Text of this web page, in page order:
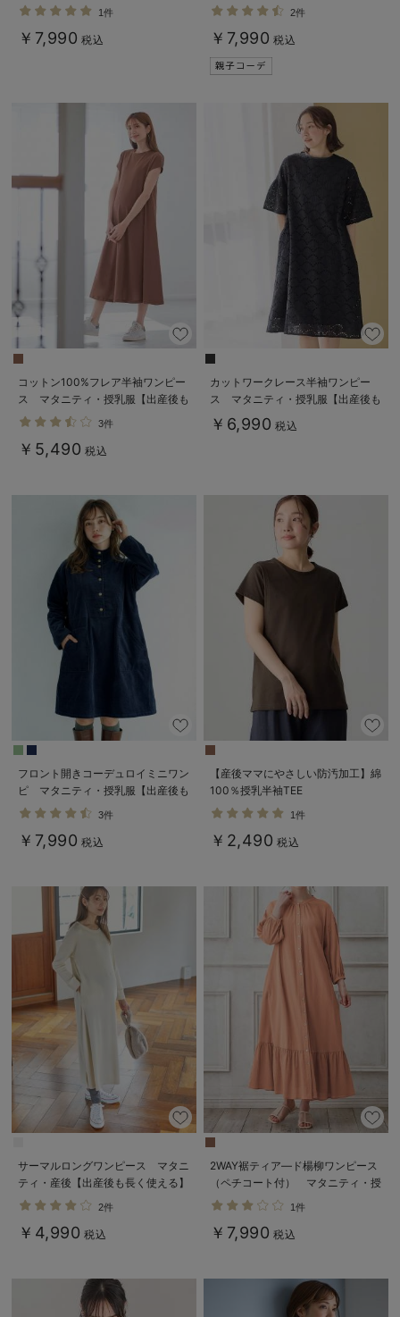
トセットアップ マタニティ・授乳
服【出産後も長く着られる】
1件
￥7,990 税込
タニティ・産後【出産後も長く使え
2件
￥7,990 税込
コットン100%フレア半袖ワンピー
ス マタニティ・授乳服【出産後も
長く使える】
3件
￥5,490 税込
カットワークレース半袖ワンピー
ス マタニティ・授乳服【出産後も
長く着られる】
￥6,990 税込
フロント開きコーデュロイミニワン
ピ マタニティ・授乳服【出産後も
長く使える】
3件
￥7,990 税込
【産後ママにやさしい防汚加工】綿
100％授乳半袖TEE
1件
￥2,490 税込
サーマルロングワンピース マタニ
ティ・産後【出産後も長く使える】
2件
￥4,990 税込
2WAY裾ティア―ド楊柳ワンピース
（ペチコート付） マタニティ・授
乳服【出産後も長く使える】
1件
￥7,990 税込